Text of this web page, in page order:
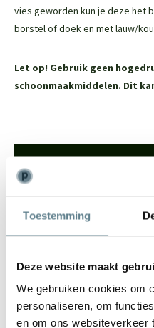
Toestemming
Deze website maakt
We gebruiken cookies om
personaliseren, om
en om ons websiteverkeer
vies geworden kun je deze het
borstel of doek en met lauw/
Let op! Gebruik geen
schoonmaakmiddelen. Dit
team!
Start chat
Mail
Whatsapp0344-228104